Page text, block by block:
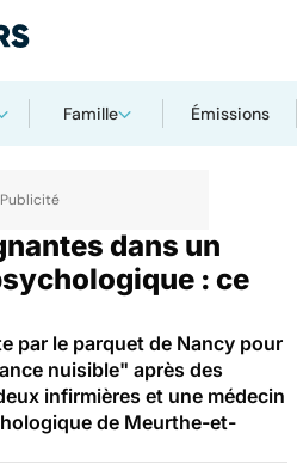
Famille Émissions
justice
dans un
: ce
par le parquet de Nancy pour
nuisible" après des
infirmières et une médecin
de Meurthe-et-